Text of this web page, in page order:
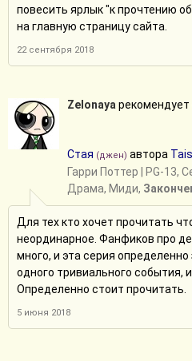
повесить ярлык "к прочтению
на главную страницу сайта.
22 сентября 2018
Zelonaya
Стая (джен) автора
Гарри Поттер | PG-13,
Драма, Миди,
Для тех кто хочет прочитать
неординарное. Фанфиков про
много, и эта серия
одного тривиального события,
Определенно стоит прочитать.
5 июня 2018